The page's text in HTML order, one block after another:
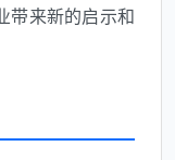
带来新的启示和